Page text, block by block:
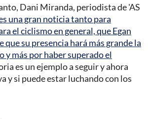
Dani Miranda, periodista de 'AS
una gran noticia tanto para
el ciclismo en general, que Egan
que su presencia hará más grande la
y más por haber superado el
es un ejemplo a seguir y ahora
y si puede estar luchando con los